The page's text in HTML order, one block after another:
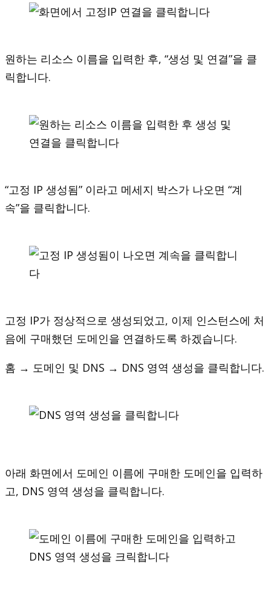
원하는 리소스 이름을 입력한 후, “생성 및 연결”을 클
릭합니다.
“고정 IP 생성됨” 이라고 메세지 박스가 나오면 “계
속”을 클릭합니다.
고정 IP가 정상적으로 생성되었고, 이제 인스턴스에 처
음에 구매했던 도메인을 연결하도록 하겠습니다.
홈 → 도메인 및 DNS → DNS 영역 생성을 클릭합니다.
아래 화면에서 도메인 이름에 구매한 도메인을 입력하
고, DNS 영역 생성을 클릭합니다.